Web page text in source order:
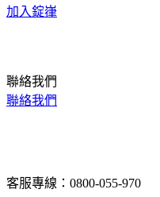
加入錠嵂
聯絡我們
聯絡我們
客服專線：0800-055-970